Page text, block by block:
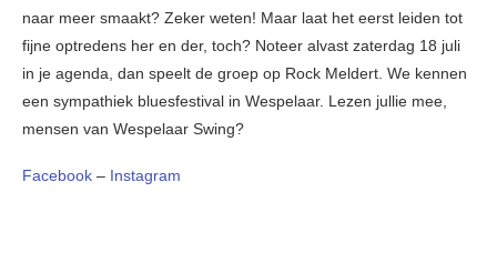
naar meer smaakt? Zeker weten! Maar laat het eerst leiden tot
fijne optredens her en der, toch? Noteer alvast zaterdag 18 juli
in je agenda, dan speelt de groep op Rock Meldert. We kennen
een sympathiek bluesfestival in Wespelaar. Lezen jullie mee,
mensen van Wespelaar Swing?
Facebook – Instagram